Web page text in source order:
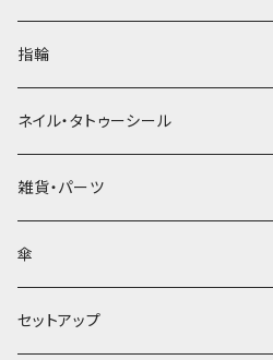
指輪
ネイル・タトゥーシール
雑貨・パーツ
傘
セットアップ